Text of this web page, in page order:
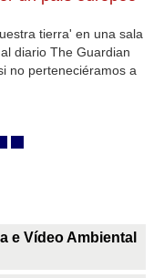
tierra' en una sala
diario The Guardian
no perteneciéramos a
e Vídeo Ambiental